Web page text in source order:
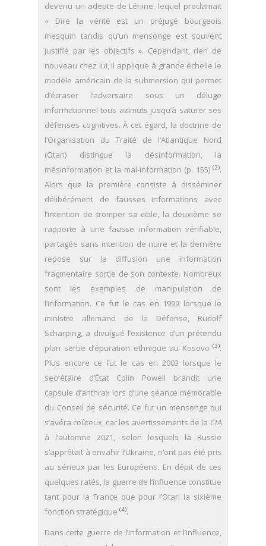
devenu un adepte de Lénine, lequel proclamait
« Dire la vérité est un préjugé bourgeois
mesquin tandis qu’un mensonge est souvent
justifié par les objectifs ». Cependant, rien de
nouveau chez lui, il applique à grande échelle le
modèle américain de la submersion qui permet
d’écraser l’adversaire sous un déluge
informationnel tous azimuts jusqu’à saturer ses
défenses cognitives. À cet égard, la doctrine de
l’Organisation du Traité de l’Atlantique Nord
(Otan) distingue la désinformation, la
mésinformation et la mal-information (p. 155) (2).
Alors que la première consiste à disséminer
délibérément de fausses informations avec
l’intention de tromper sa cible, la deuxième se
rapporte à une fausse information vérifiable,
partagée sans intention de nuire et la dernière
repose sur la diffusion une information
fragmentaire sortie de son contexte. Nombreux
sont les exemples de manipulation de
l’information. Ce fut le cas en 1999 lorsque le
ministre allemand de la Défense, Rudolf
Scharping, a divulgué l’existence d’un prétendu
plan serbe d’épuration ethnique au Kosovo (3).
Plus encore ce fut le cas en 2003 lorsque le
secrétaire d’État Colin Powell brandit une
capsule d’anthrax lors d’une séance mémorable
du Conseil de sécurité. Ce fut un mensonge qui
s’avéra coûteux, car les avertissements de la CIA
à l’automne 2021, selon lesquels la Russie
s’apprêtait à envahir l’Ukraine, n’ont pas été pris
au sérieux par les Européens. En dépit de ces
quelques ratés, la guerre de l’influence constitue
tant pour la France que pour l’Otan la sixième
fonction stratégique (4).
Dans cette guerre de l’information et l’influence,